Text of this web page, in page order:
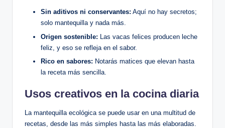
Sin aditivos ni conservantes: Aquí no hay secretos;
solo mantequilla y nada más.
Origen sostenible: Las vacas felices producen leche
feliz, y eso se refleja en el sabor.
Rico en sabores: Notarás matices que elevan hasta
la receta más sencilla.
Usos creativos en la cocina diaria
La mantequilla ecológica se puede usar en una multitud de
recetas, desde las más simples hasta las más elaboradas.